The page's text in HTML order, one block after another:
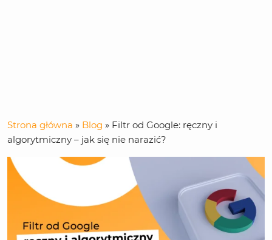
Strona główna » Blog » Filtr od Google: ręczny i
algorytmiczny – jak się nie narazić?